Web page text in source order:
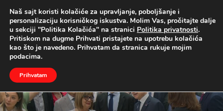
UŽIVO
Naslovna Vesti Vesti iz Vojvodine
Naš sajt koristi kolačiće za upravljanje, poboljšanje i
personalizaciju korisničkog iskustva. Molim Vas, pročitajte dalje
u sekciji "Politika Kolačića" na stranici Politika privatnosti.
Pritiskom na dugme Prihvati pristajete na upotrebu kolačića
kao što je navedeno. Prihvatam da stranica rukuje mojim
podacima.
Prihvatam